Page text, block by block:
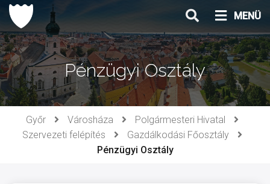
Ugrás
tartalomhoz
MENÜ
Pénzügyi Osztály
Győr Városháza
Polgármesteri Hivatal
Szervezeti felépítés
Gazdálkodási Főosztály
Pénzügyi Osztály